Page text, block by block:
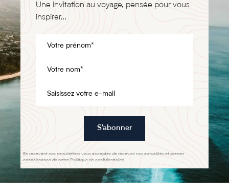
Une invitation au voyage, pensée pour vous
inspirer...
S'abonner
En recevant nos newsletters vous acceptez de recevoir nos actualités et prenez
connaissance de notre Politique de confidentialité.